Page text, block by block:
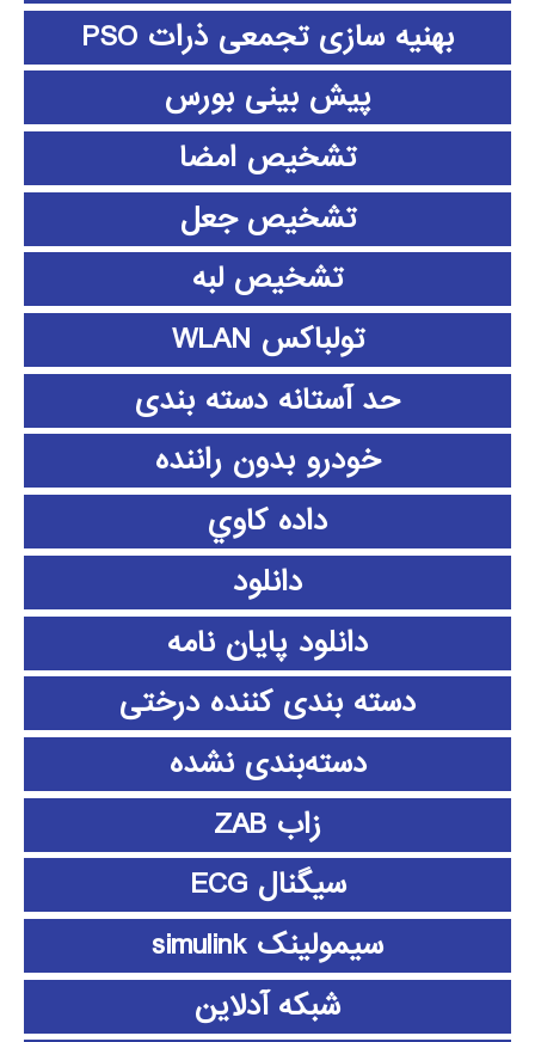
بهنیه سازی تجمعی ذرات PSO
پیش بینی بورس
تشخیص امضا
تشخیص جعل
تشخیص لبه
تولباکس WLAN
حد آستانه دسته بندی
خودرو بدون راننده
داده كاوي
دانلود
دانلود پايان نامه
دسته بندی کننده درختی
دسته‌بندی نشده
زاب ZAB
سیگنال ECG
سیمولینک simulink
شبکه آدلاین